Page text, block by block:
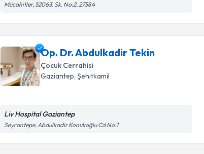
Mücahitler, 52063. Sk. No:2, 27584
Op. Dr. Abdulkadir Tekin
Çocuk Cerrahisi
Gaziantep, Şehitkamil
Liv Hospital Gaziantep
Seyrantepe, Abdulkadir Konukoğlu Cd No:1